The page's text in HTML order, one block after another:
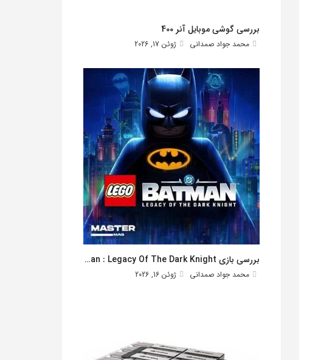
بررسی گوشی موبایل آنر 400
محمد جواد صمدانی ژوئن 17, 2026
بررسی بازی Lego Batman : Legacy Of The Dark Knight
محمد جواد صمدانی ژوئن 16, 2026